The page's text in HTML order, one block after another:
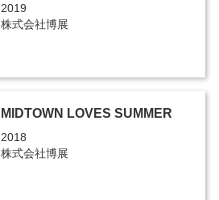
2019
株式会社博展
MIDTOWN LOVES SUMMER
2018
株式会社博展